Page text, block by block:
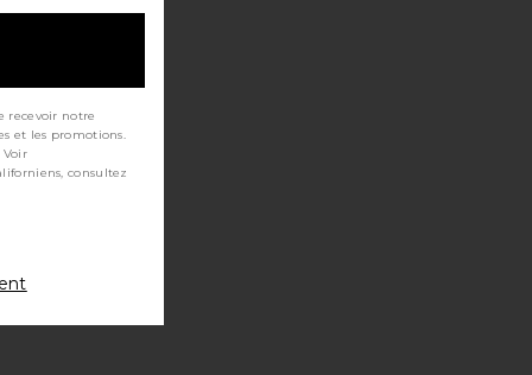
recevoir notre
et les promotions.